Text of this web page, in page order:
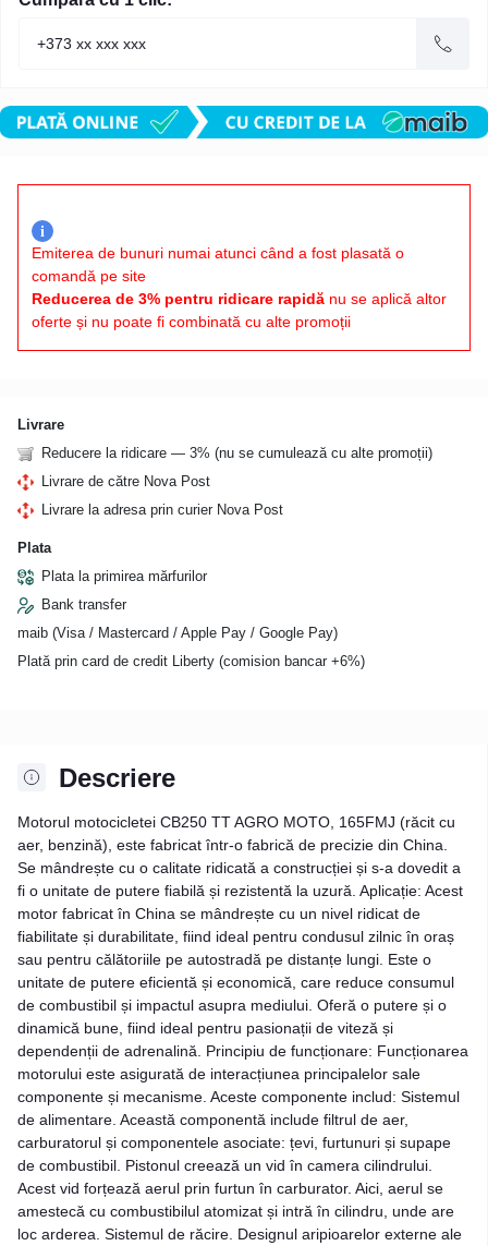
i
Emiterea de bunuri numai atunci când a fost plasată o
comandă pe site
Reducerea de 3% pentru ridicare rapidă nu se aplică altor
oferte și nu poate fi combinată cu alte promoții
Livrare
Reducere la ridicare — 3% (nu se cumulează cu alte promoții)
Livrare de către Nova Post
Livrare la adresa prin curier Nova Post
Plata
Plata la primirea mărfurilor
Bank transfer
maib (Visa / Mastercard / Apple Pay / Google Pay)
Plată prin card de credit Liberty (comision bancar +6%)
Descriere
Motorul motocicletei CB250 TT AGRO MOTO, 165FMJ (răcit cu
aer, benzină), este fabricat într-o fabrică de precizie din China.
Se mândrește cu o calitate ridicată a construcției și s-a dovedit a
fi o unitate de putere fiabilă și rezistentă la uzură. Aplicație: Acest
motor fabricat în China se mândrește cu un nivel ridicat de
fiabilitate și durabilitate, fiind ideal pentru condusul zilnic în oraș
sau pentru călătoriile pe autostradă pe distanțe lungi. Este o
unitate de putere eficientă și economică, care reduce consumul
de combustibil și impactul asupra mediului. Oferă o putere și o
dinamică bune, fiind ideal pentru pasionații de viteză și
dependenții de adrenalină. Principiu de funcționare: Funcționarea
motorului este asigurată de interacțiunea principalelor sale
componente și mecanisme. Aceste componente includ: Sistemul
de alimentare. Această componentă include filtrul de aer,
carburatorul și componentele asociate: țevi, furtunuri și supape
de combustibil. Pistonul creează un vid în camera cilindrului.
Acest vid forțează aerul prin furtun în carburator. Aici, aerul se
amestecă cu combustibilul atomizat și intră în cilindru, unde are
loc arderea. Sistemul de răcire. Designul aripioarelor externe ale